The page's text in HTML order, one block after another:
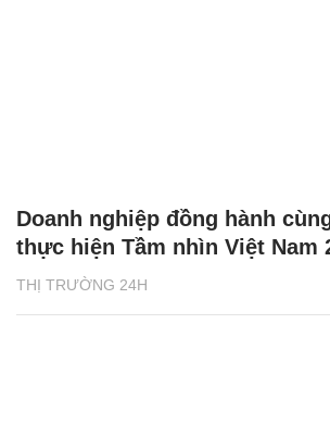
THỊ TRƯỜNG 24H
Doanh nghiệp đồng hành
thực hiện Tầm nhìn Việt Nam